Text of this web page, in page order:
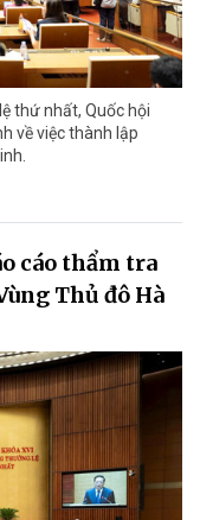
thứ nhất, Quốc hội
về việc thành lập
cáo thẩm tra
Thủ đô Hà